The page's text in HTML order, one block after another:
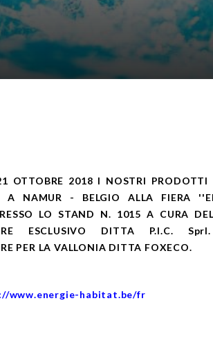
OTTOBRE 2018 I NOSTRI PRODOTTI
A NAMUR - BELGIO ALLA FIERA
LO STAND N. 1015 A CURA
ESCLUSIVO DITTA P.I.C.
PER LA VALLONIA DITTA FOXECO.
www.energie-habitat.be/fr